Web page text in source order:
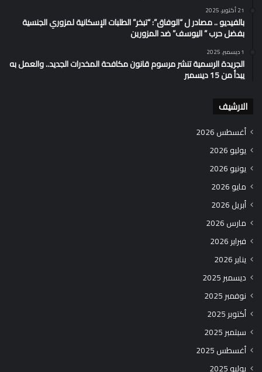
21 أكتوبر، 2025
بالفيديو .. مصادر ل “الوفاق”: “تبخر” الطلبات الإسكانية لمزوري الجنسية
بفضل حرب ” اليوسف” ضد المزورين
1 ديسمبر، 2025
الجريدة الرسمية تنشر مرسوم قانون مكافحة المخدرات الجديد.. والعمل به
يبدأ من 15 ديسمبر
الارشيف
أغسطس 2026
يوليو 2026
يونيو 2026
مايو 2026
أبريل 2026
مارس 2026
فبراير 2026
يناير 2026
ديسمبر 2025
نوفمبر 2025
أكتوبر 2025
سبتمبر 2025
أغسطس 2025
يوليو 2025